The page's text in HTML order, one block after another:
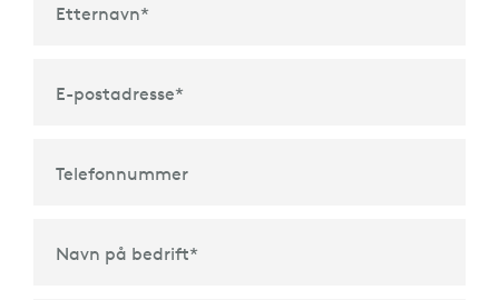
Etternavn*
E-postadresse*
Telefonnummer
Navn på bedrift*